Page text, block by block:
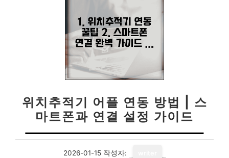
위치추적기 어플 연동 방법 | 스
마트폰과 연결 설정 가이드
2026-01-15 작성자: